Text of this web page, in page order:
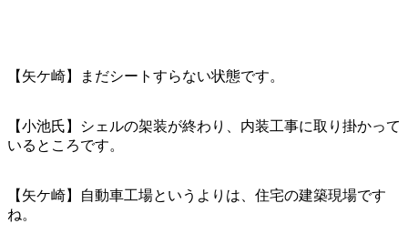
【矢ケ崎】まだシートすらない状態です。
【小池氏】シェルの架装が終わり、内装工事に取り掛かって
いるところです。
【矢ケ崎】自動車工場というよりは、住宅の建築現場です
ね。